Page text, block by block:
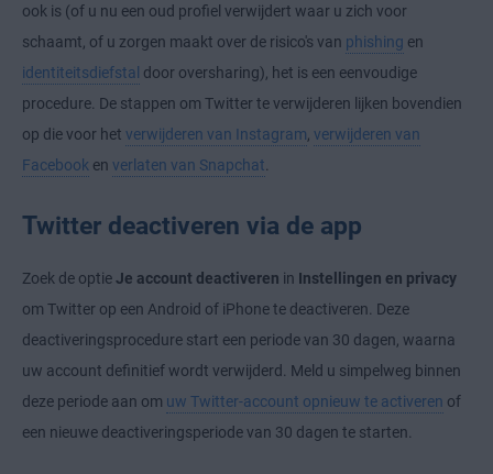
ook is (of u nu een oud profiel verwijdert waar u zich voor
schaamt, of u zorgen maakt over de risico's van phishing en
identiteitsdiefstal door oversharing), het is een eenvoudige
procedure. De stappen om Twitter te verwijderen lijken bovendien
op die voor het verwijderen van Instagram, verwijderen van
Facebook en verlaten van Snapchat.
Twitter deactiveren via de app
Zoek de optieJe account deactiveren in Instellingen en privacy
om Twitter op een Android of iPhone te deactiveren. Deze
deactiveringsprocedure start een periode van 30 dagen, waarna
uw account definitief wordt verwijderd. Meld u simpelweg binnen
deze periode aan om uw Twitter-account opnieuw te activeren of
een nieuwe deactiveringsperiode van 30 dagen te starten.